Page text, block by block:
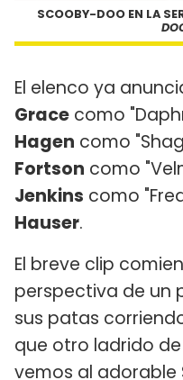
SCOOBY-DOO EN LA
El elenco ya
Grace como
Hagen como
Fortson como
Jenkins como
Hauser.
El breve clip
perspectiva de un
sus patas
que otro ladrido
vemos al